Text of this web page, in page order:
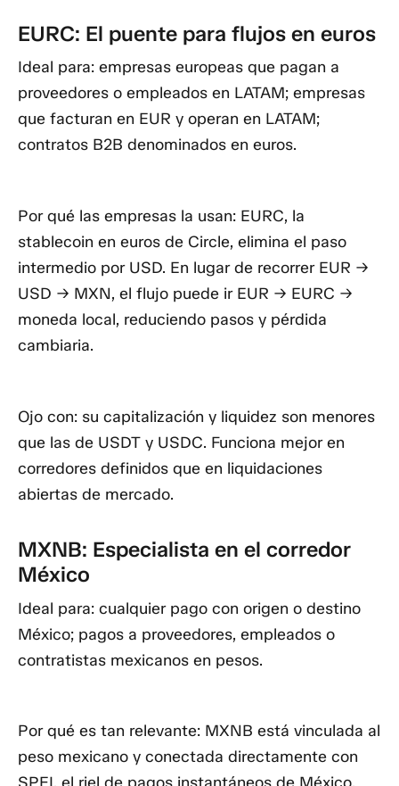
EURC: El puente para flujos en euros
Ideal para: empresas europeas que pagan a
proveedores o empleados en LATAM; empresas
que facturan en EUR y operan en LATAM;
contratos B2B denominados en euros.
Por qué las empresas la usan: EURC, la
stablecoin en euros de Circle, elimina el paso
intermedio por USD. En lugar de recorrer EUR →
USD → MXN, el flujo puede ir EUR → EURC →
moneda local, reduciendo pasos y pérdida
cambiaria.
Ojo con: su capitalización y liquidez son menores
que las de USDT y USDC. Funciona mejor en
corredores definidos que en liquidaciones
abiertas de mercado.
MXNB: Especialista en el corredor
México
Ideal para: cualquier pago con origen o destino
México; pagos a proveedores, empleados o
contratistas mexicanos en pesos.
Por qué es tan relevante: MXNB está vinculada al
peso mexicano y conectada directamente con